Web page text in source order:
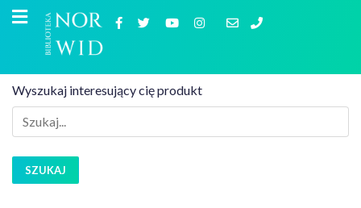
Wyszukaj interesujący cię produkt
SZUKAJ